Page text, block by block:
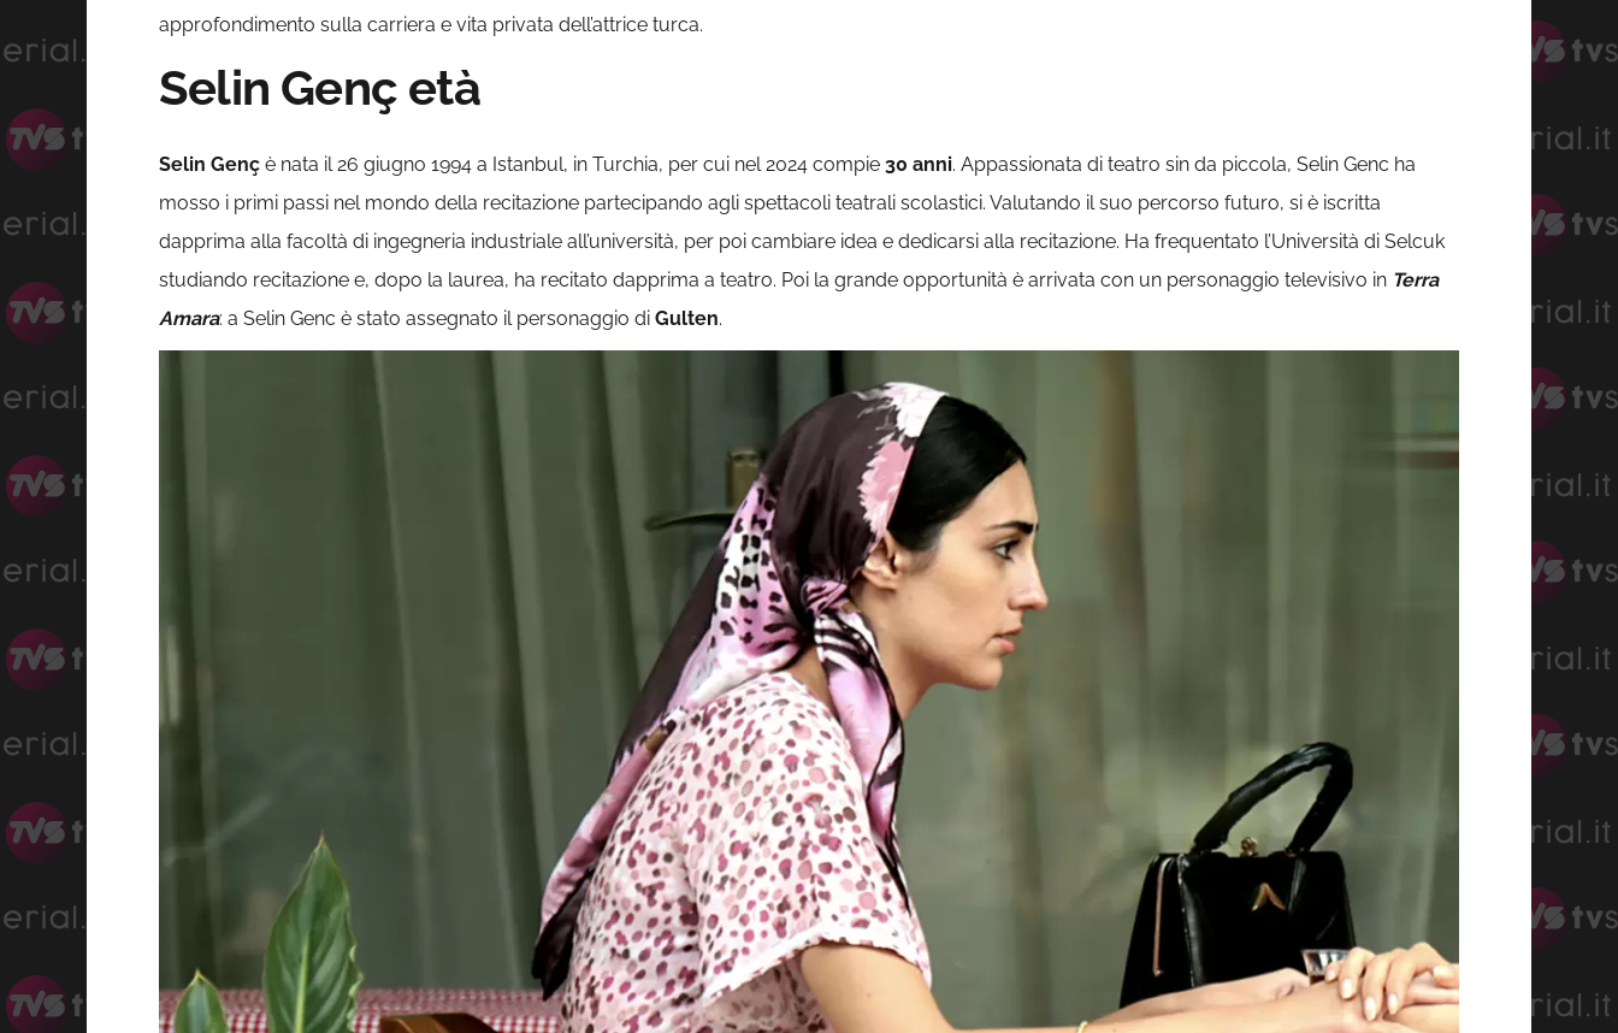
approfondimento sulla carriera e vita privata dell’attrice turca.
Selin Genç età
Selin Genç è nata il 26 giugno 1994 a Istanbul, in Turchia, per cui nel 2024 compie 30 anni. Appassionata di teatro sin da piccola, Selin Genc ha
mosso i primi passi nel mondo della recitazione partecipando agli spettacoli teatrali scolastici. Valutando il suo percorso futuro, si è iscritta
dapprima alla facoltà di ingegneria industriale all’università, per poi cambiare idea e dedicarsi alla recitazione. Ha frequentato l’Università di Selcuk
studiando recitazione e, dopo la laurea, ha recitato dapprima a teatro. Poi la grande opportunità è arrivata con un personaggio televisivo in Terra
Amara: a Selin Genc è stato assegnato il personaggio di Gulten.